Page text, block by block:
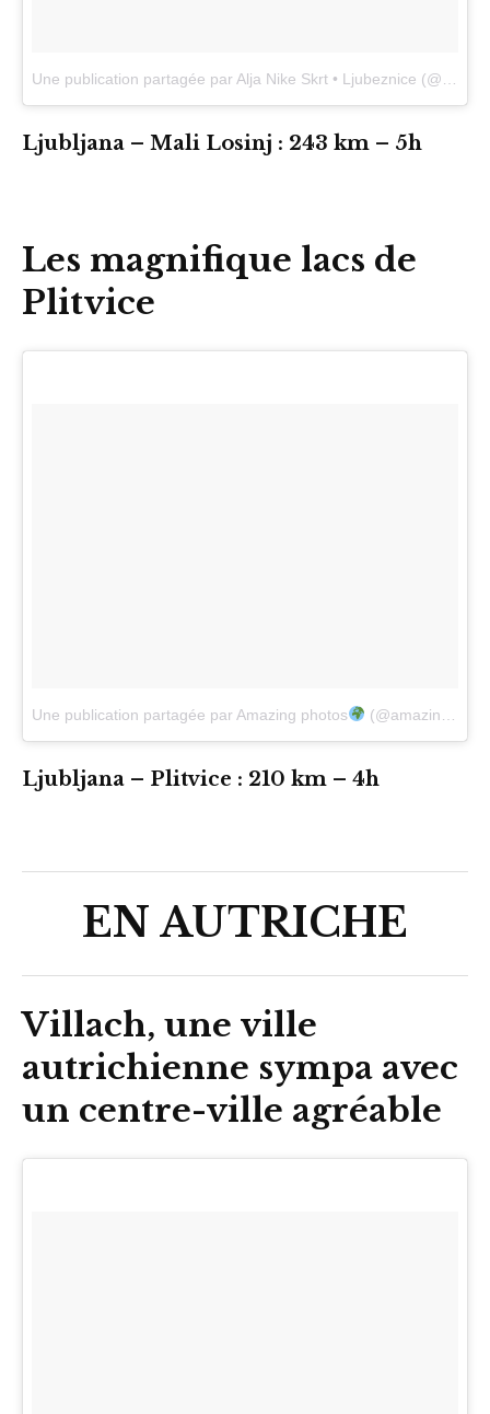
Ljubljana – Mali Losinj : 243 km – 5h
Les magnifique lacs de
Plitvice
Une publication partagée par Amazing photos (@amazing_terra)
Ljubljana – Plitvice : 210 km – 4h
EN AUTRICHE
Villach, une ville
autrichienne sympa avec
un centre-ville agréable